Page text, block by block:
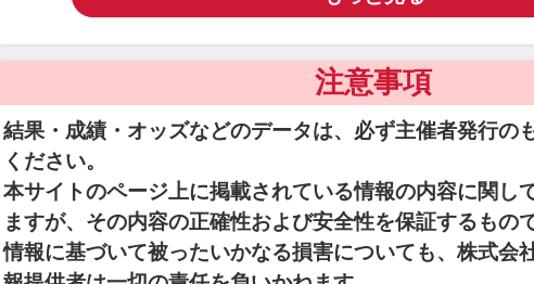
注意事項
結果・成績・オッズなどのデータは、必ず主催者発行の
ください。
本サイトのページ上に掲載されている情報の内容に関し
ますが、その内容の正確性および安全性を保証するもの
情報に基づいて被ったいかなる損害についても、株式会